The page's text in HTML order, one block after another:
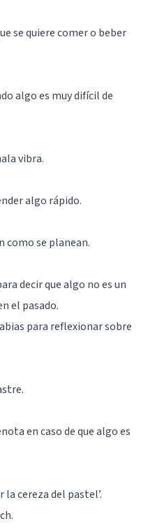
se quiere comer o beber
algo es muy difícil de
vibra.
algo rápido.
como se planean.
decir que algo no es un
el pasado.
para reflexionar sobre
en caso de que algo es
la cereza del pastel’.